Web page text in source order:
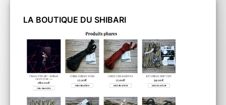
LA BOUTIQUE DU SHIBARI